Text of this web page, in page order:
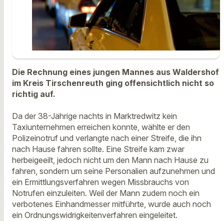
Die Rechnung eines jungen Mannes aus Waldershof
im Kreis Tirschenreuth ging offensichtlich nicht so
richtig auf.
Da der 38-Jährige nachts in Marktredwitz kein
Taxiunternehmen erreichen konnte, wählte er den
Polizeinotruf und verlangte nach einer Streife, die ihn
nach Hause fahren sollte. Eine Streife kam zwar
herbeigeeilt, jedoch nicht um den Mann nach Hause zu
fahren, sondern um seine Personalien aufzunehmen und
ein Ermittlungsverfahren wegen Missbrauchs von
Notrufen einzuleiten. Weil der Mann zudem noch ein
verbotenes Einhandmesser mitführte, wurde auch noch
ein Ordnungswidrigkeitenverfahren eingeleitet.